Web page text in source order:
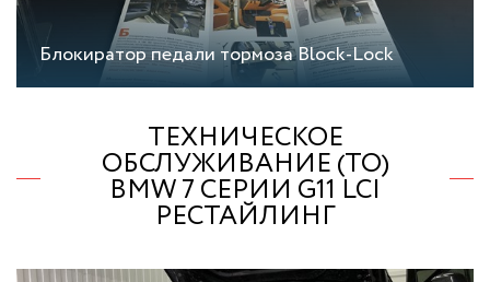
Блокиратор педали тормоза Block-Lock
ТЕХНИЧЕСКОЕ
ОБСЛУЖИВАНИЕ (ТО)
BMW 7 СЕРИИ G11 LCI
РЕСТАЙЛИНГ